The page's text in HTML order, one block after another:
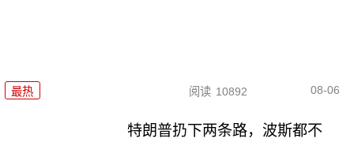
最热 阅读 10892 08-06
特朗普扔下两条路，波斯都不